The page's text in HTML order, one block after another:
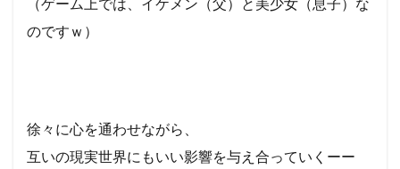
（ゲーム上では、イケメン（父）と美少女（息子）な
のですｗ ）
徐々に心を通わせながら、
互いの現実世界にもいい影響を与え合っていくーー